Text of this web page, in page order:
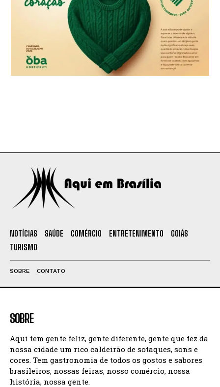
NOTÍCIAS SAÚDE COMÉRCIO ENTRETENIMENTO
GOIÁS
TURISMO
SOBRE CONTATO
SOBRE
Aqui tem gente feliz, gente diferente, gente que fez da
nossa cidade um rico caldeirão de sotaques, sons e
cores. Tem gastronomia de todos os gostos e sabores
brasileiros, nossas feiras, nosso comércio, nossa
história, nossa gente.